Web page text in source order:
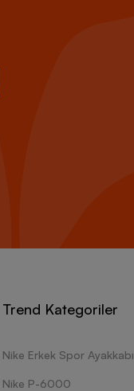
Trend Kategoriler
Nike Erkek Spor Ayakkabı
Nike P-6000